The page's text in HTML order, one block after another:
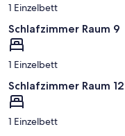
1 Einzelbett
Schlafzimmer Raum 9
1 Einzelbett
Schlafzimmer Raum 12
1 Einzelbett